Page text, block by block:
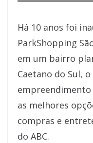
Há 10 anos foi
ParkShopping
em um bairro
Caetano do Sul,
as melhores
compras e
do ABC.